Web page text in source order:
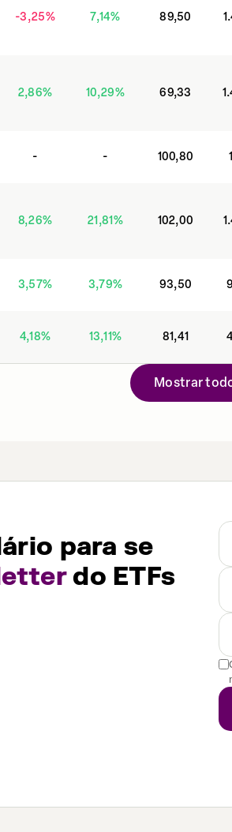
-3,25% 7,14% 89,50
2,86% 10,29% 69,33
- - 100,80
8,26% 21,81% 102,00
3,57% 3,79% 93,50
4,18% 13,11% 81,41
Mostrar
para se
do ETFs